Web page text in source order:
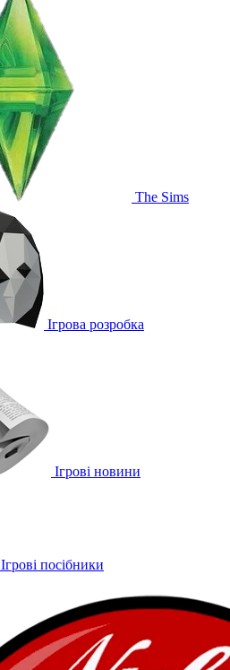
The Sims
Ігрова розробка
Ігрові новини
Ігрові посібники